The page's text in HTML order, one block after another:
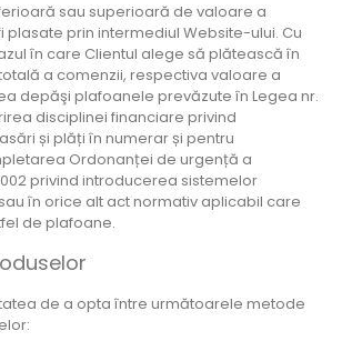
sau superioară de valoare a
plasate prin intermediul Website-ului. Cu
în care Clientul alege să plătească în
a comenzii, respectiva valoare a
depăşi plafoanele prevăzute în Legea nr.
disciplinei financiare privind
și plăți în numerar și pentru
Ordonanței de urgență a
privind introducerea sistemelor
în orice alt act normativ aplicabil care
de plafoane.
de a opta între următoarele metode